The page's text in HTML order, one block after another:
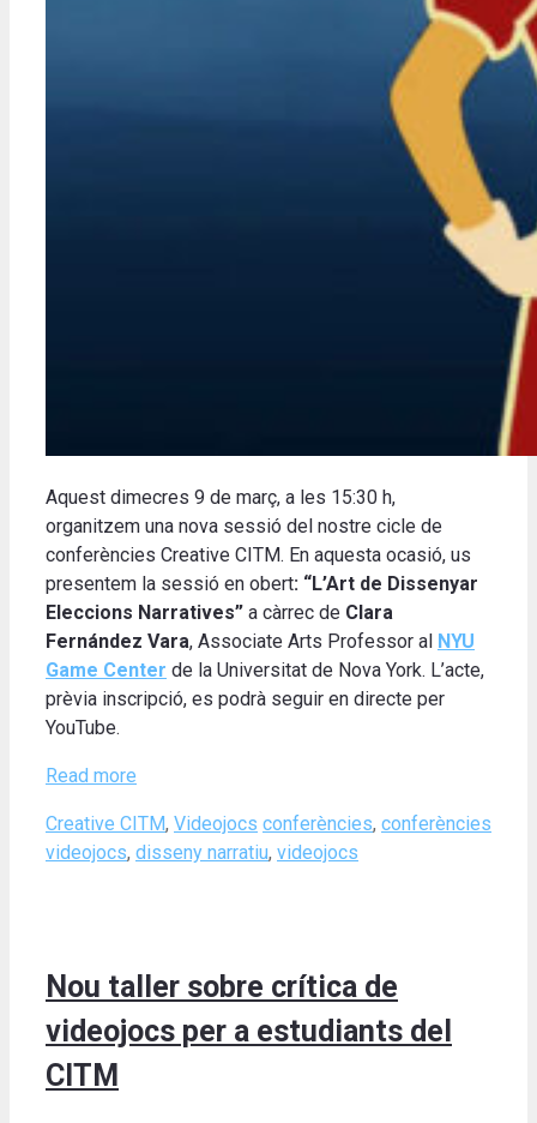
Aquest dimecres 9 de març, a les 15:30 h,
organitzem una nova sessió del nostre cicle de
conferències Creative CITM. En aquesta ocasió, us
presentem la sessió en obert: “L’Art de Dissenyar
Eleccions Narratives” a càrrec de Clara
Fernández Vara, Associate Arts Professor al NYU
Game Center de la Universitat de Nova York. L’acte,
prèvia inscripció, es podrà seguir en directe per
YouTube.
Read more
Categories
Creative CITM, Videojocs Tags
conferències, conferències
videojocs, disseny narratiu, videojocs
Nou taller sobre crítica de
videojocs per a estudiants del
CITM